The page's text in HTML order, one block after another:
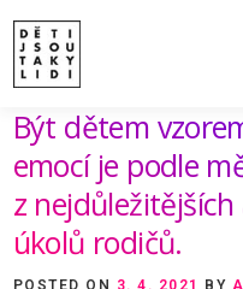
content
ÚVOD
O MNĚ A
NAKLADATELSTVÍ
VIDEA A
PODPOŘIT
Být dětem
emocí je podle
z
úkolů rodičů.
POSTED ON 3. 4. 2021 BY